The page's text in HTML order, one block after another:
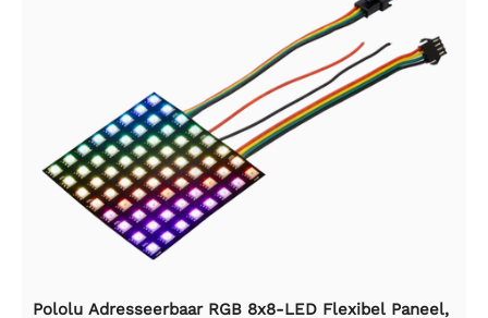
Pololu Adresseerbaar RGB 8x8-LED Flexibel Paneel,